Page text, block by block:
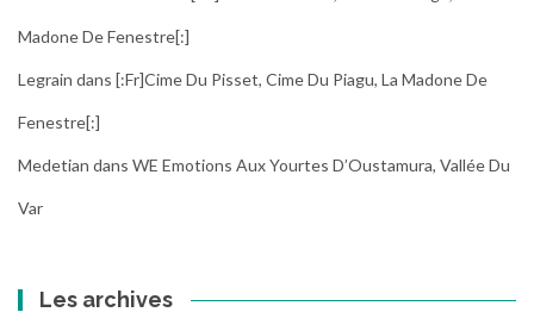
Madone De Fenestre[:]
Legrain dans [:fr]Cime Du Pisset, Cime Du Piagu, La Madone De
Fenestre[:]
Medetian dans WE Emotions Aux Yourtes D’Oustamura, Vallée Du
Var
Les archives